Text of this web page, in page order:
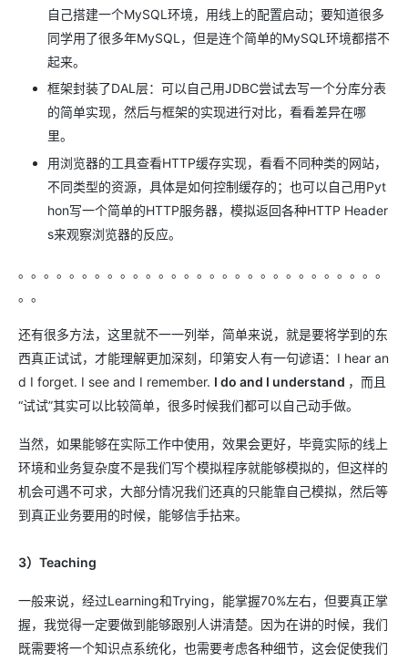
自己搭建一个MySQL环境，用线上的配置启动；要知道很多
同学用了很多年MySQL，但是连个简单的MySQL环境都搭不
起来。
框架封装了DAL层：可以自己用JDBC尝试去写一个分库分表
的简单实现，然后与框架的实现进行对比，看看差异在哪
里。
用浏览器的工具查看HTTP缓存实现，看看不同种类的网站，
不同类型的资源，具体是如何控制缓存的；也可以自己用Pyt
hon写一个简单的HTTP服务器，模拟返回各种HTTP Header
s来观察浏览器的反应。
。。。。。。。。。。。。。。。。。。。。。。。。。。。。。
。。
还有很多方法，这里就不一一列举，简单来说，就是要将学到的东
西真正试试，才能理解更加深刻，印第安人有一句谚语：I hear an
d I forget. I see and I remember. I do and I understand ，而且
“试试”其实可以比较简单，很多时候我们都可以自己动手做。
当然，如果能够在实际工作中使用，效果会更好，毕竟实际的线上
环境和业务复杂度不是我们写个模拟程序就能够模拟的，但这样的
机会可遇不可求，大部分情况我们还真的只能靠自己模拟，然后等
到真正业务要用的时候，能够信手拈来。
3）Teaching
一般来说，经过Learning和Trying，能掌握70%左右，但要真正掌
握，我觉得一定要做到能够跟别人讲清楚。因为在讲的时候，我们
既需要将一个知识点系统化，也需要考虑各种细节，这会促使我们